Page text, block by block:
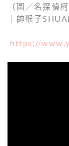
（圖／名探偵
｜帥猴子
https://